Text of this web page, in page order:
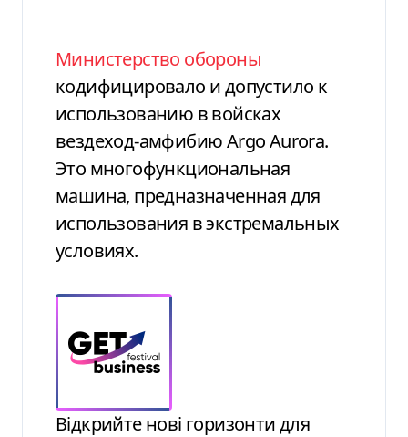
Министерство обороны
кодифицировало и допустило к
использованию в войсках
вездеход-амфибию Argo Aurora.
Это многофункциональная
машина, предназначенная для
использования в экстремальных
условиях.
Відкрийте нові горизонти для